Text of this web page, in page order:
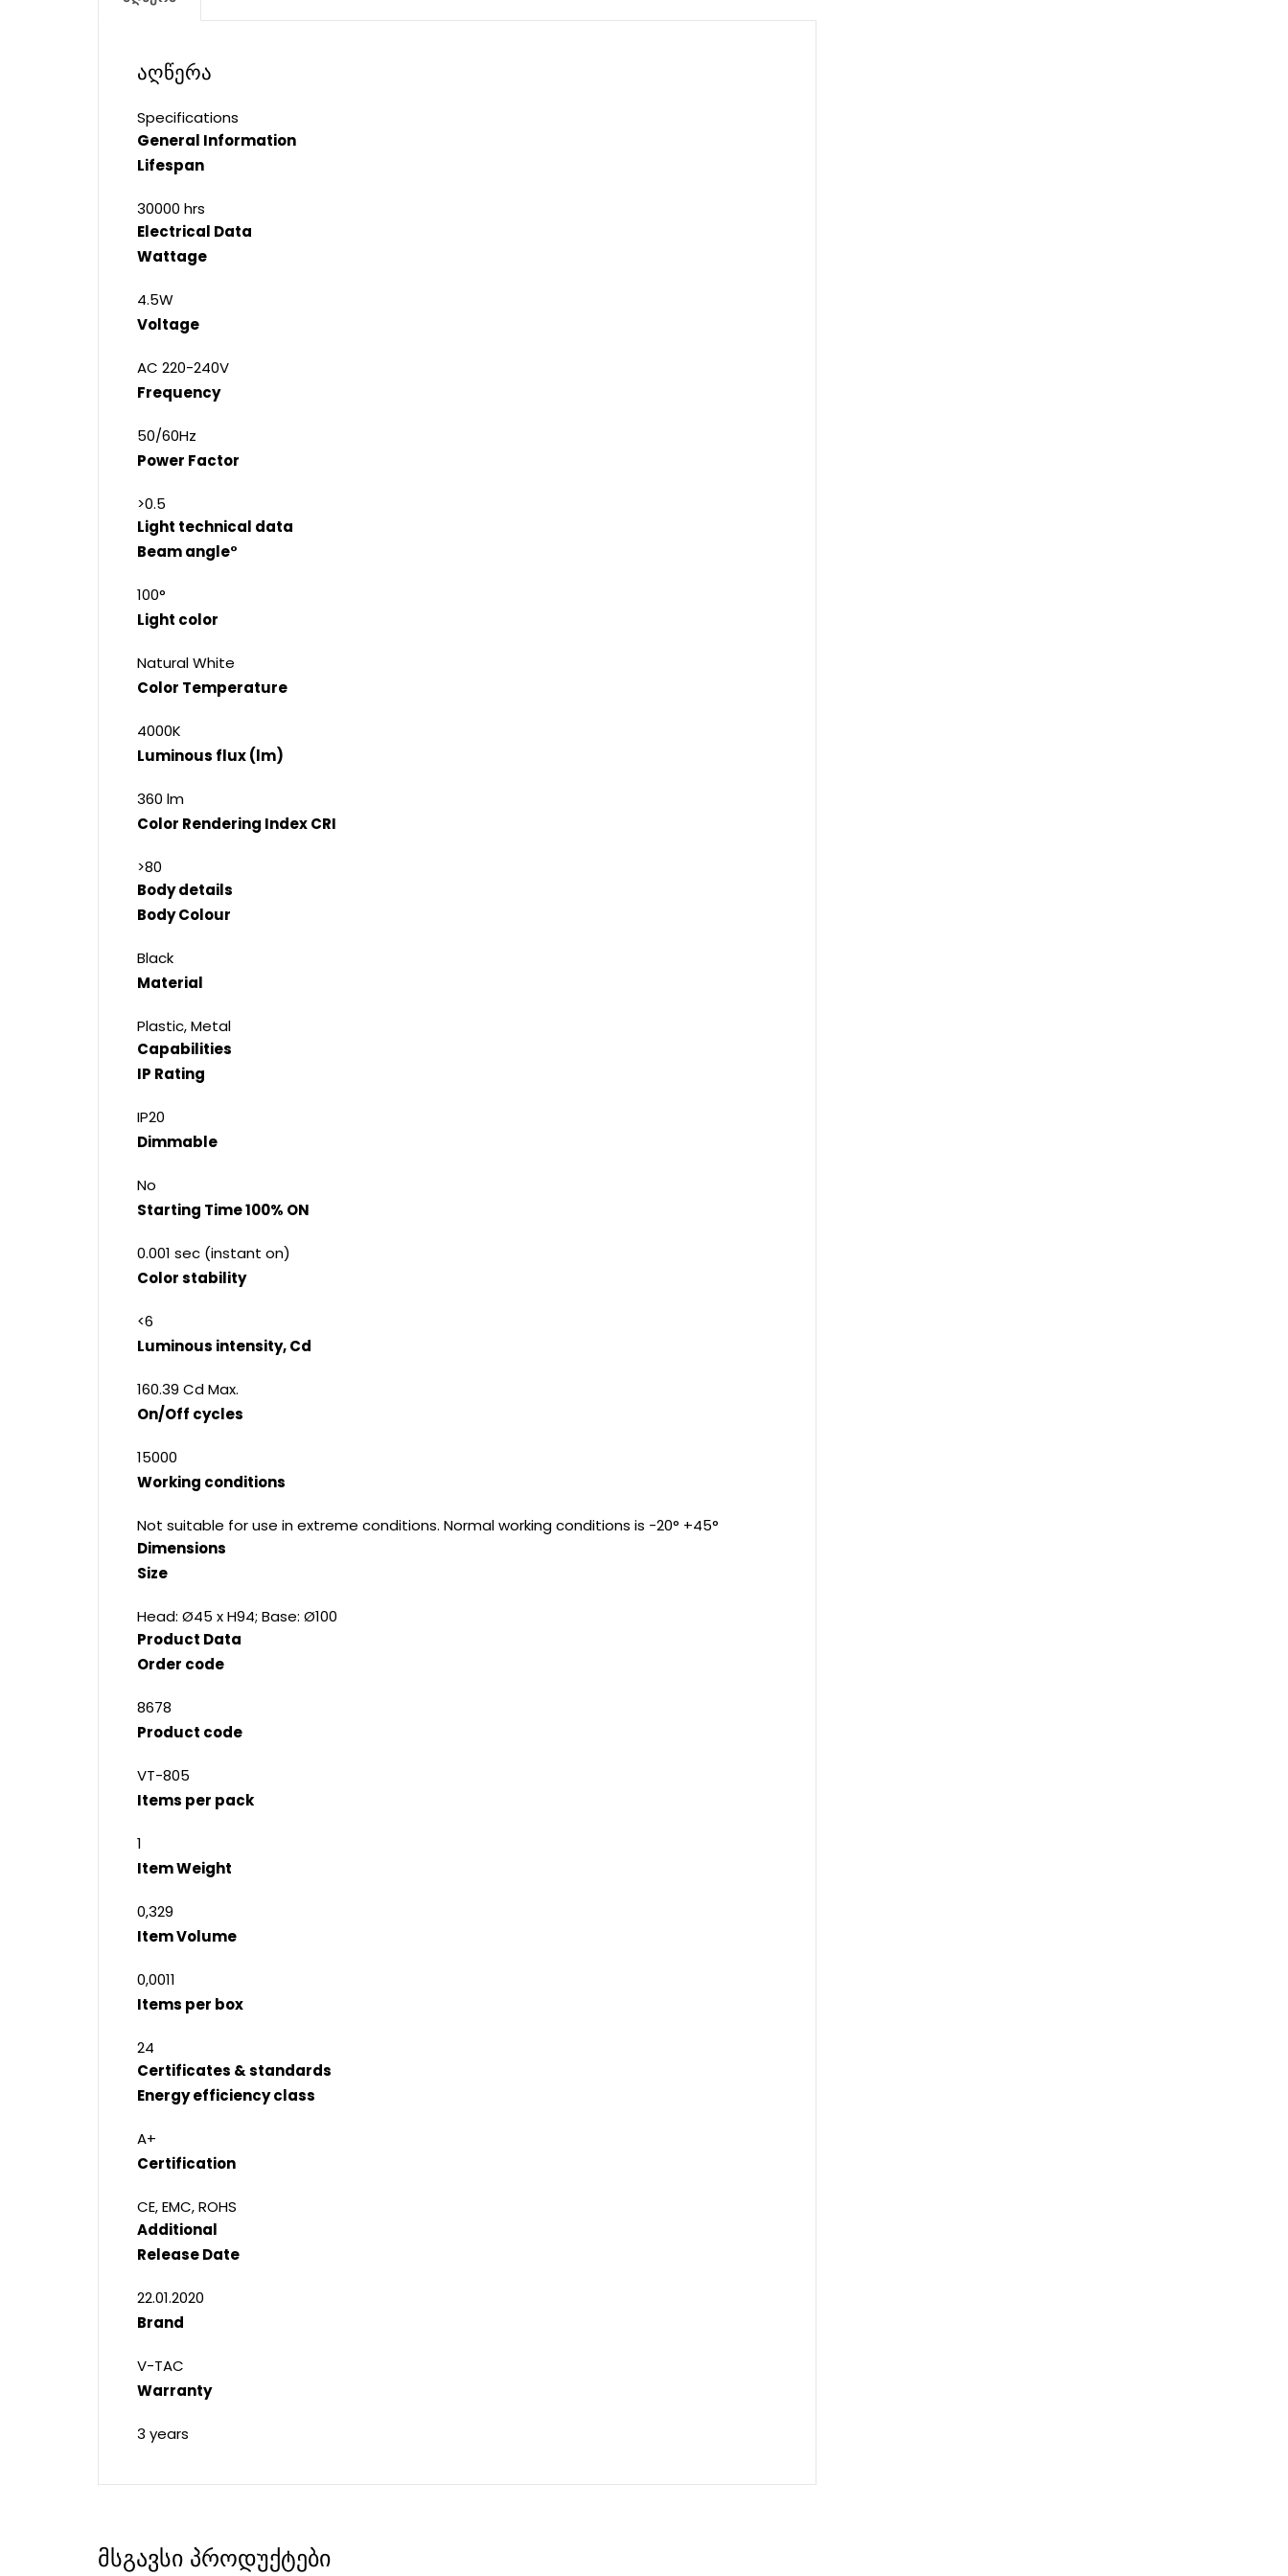
აღწერა
Specifications
General Information
Lifespan
30000 hrs
Electrical Data
Wattage
4.5W
Voltage
AC 220-240V
Frequency
50/60Hz
Power Factor
>0.5
Light technical data
Beam angle°
100°
Light color
Natural White
Color Temperature
4000K
Luminous flux (lm)
360 lm
Color Rendering Index CRI
>80
Body details
Body Colour
Black
Material
Plastic, Metal
Capabilities
IP Rating
IP20
Dimmable
No
Starting Time 100% ON
0.001 sec (instant on)
Color stability
<6
Luminous intensity, Cd
160.39 Cd Max.
On/Off cycles
15000
Working conditions
Not suitable for use in extreme conditions. Normal working conditions is -20° +45°
Dimensions
Size
Head: Ø45 x H94; Base: Ø100
Product Data
Order code
8678
Product code
VT-805
Items per pack
1
Item Weight
0,329
Item Volume
0,0011
Items per box
24
Certificates & standards
Energy efficiency class
A+
Certification
CE, EMC, ROHS
Additional
Release Date
22.01.2020
Brand
V-TAC
Warranty
3 years
მსგავსი პროდუქტები